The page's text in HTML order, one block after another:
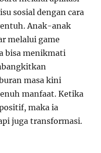
sosial dengan cara
Anak-anak
melalui game
bisa menikmati
masa kini
manfaat. Ketika
maka ia
juga transformasi.